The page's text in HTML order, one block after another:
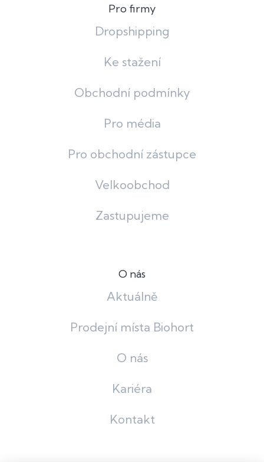
Pro firmy
Dropshipping
Ke stažení
Obchodní podmínky
Pro média
Pro obchodní zástupce
Velkoobchod
Zastupujeme
O nás
Aktuálně
Prodejní místa Biohort
O nás
Kariéra
Kontakt